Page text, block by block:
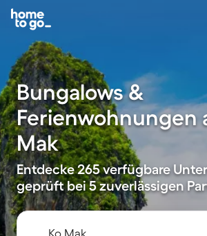
Bungalows &
Ferienwohnungen
Mak
Entdecke 265 verfügbare
geprüft bei 5 zuverlässigen